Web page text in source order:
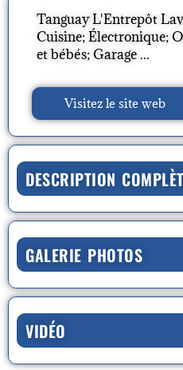
Tanguay L'Entrepôt
Cuisine; Électronique;
et bébés; Garage ...
Visitez le site web
DESCRIPTION
GALERIE PHOTOS
VIDÉO